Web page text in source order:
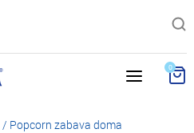
0
/ Popcorn zabava doma